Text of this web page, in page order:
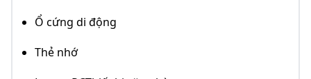
Ổ cứng di động
Thẻ nhớ